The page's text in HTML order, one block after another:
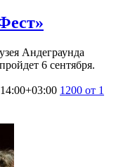
Андеграунда
6 сентября.
1200 от 1